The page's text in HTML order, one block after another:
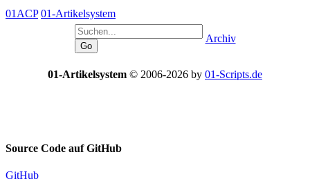
01ACP 01-Artikelsystem
Archiv
01-Artikelsystem © 2006-2026 by 01-Scripts.de
Source Code aufGitHub
GitHub